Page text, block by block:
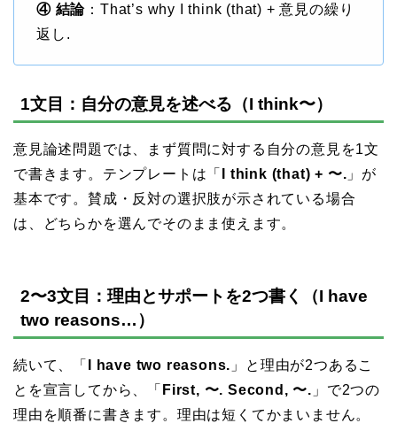
④ 結論 ：That’s why I think (that) + 意見の繰り
返し.
1文目：自分の意見を述べる（I think〜）
意見論述問題では、まず質問に対する自分の意見を1文
で書きます。テンプレートは「
I think (that) + 〜. 」が
基本です。賛成・反対の選択肢が示されている場合
は、どちらかを選んでそのまま使えます。
2〜3文目：理由とサポートを2つ書く（I have
two reasons…）
続いて、「 I have two reasons. 」と理由が2つあるこ
とを宣言してから、「 First, 〜. Second, 〜. 」で2つの
理由を順番に書きます。理由は短くてかまいません。